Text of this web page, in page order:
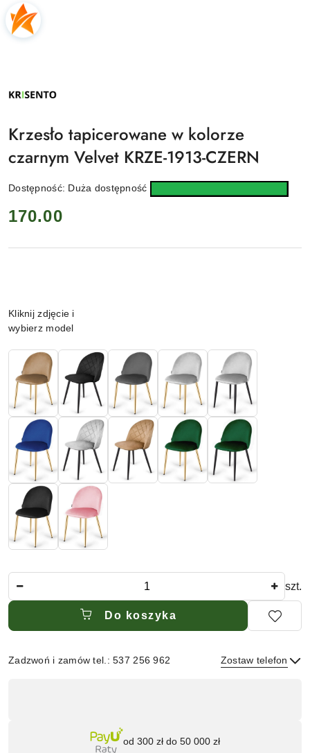
PRODUCENTA:
Krzesło tapicerowane w kolorze
czarnym Velvet KRZE-1913-CZERN
Dostępność: Duża dostępność
cena:
170.00
Wariant
Kliknij zdjęcie i
wybierz model
szt.
Do koszyka
Zadzwoń i zamów tel.: 537 256 962 Zostaw telefon
od 300 zł do 50 000 zł